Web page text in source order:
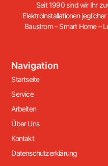
Seit 1990 sind wir Ihr
Elektroinstallationen
Baustrom – Smart Home –
Navigation
Startseite
Service
Arbeiten
Über Uns
Kontakt
Datenschutzerklärung